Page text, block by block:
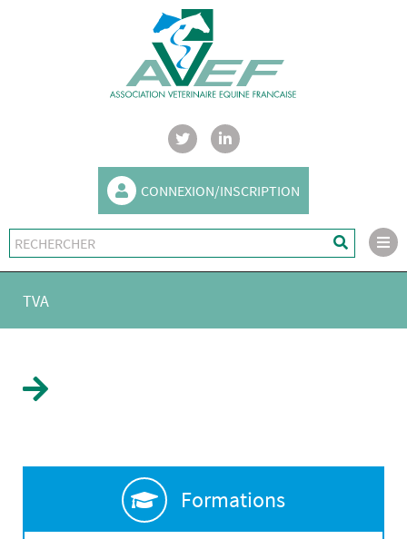
CONNEXION/INSCRIPTION
TVA
Formations